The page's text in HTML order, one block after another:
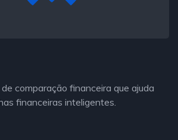
comparação financeira que ajuda
financeiras inteligentes.